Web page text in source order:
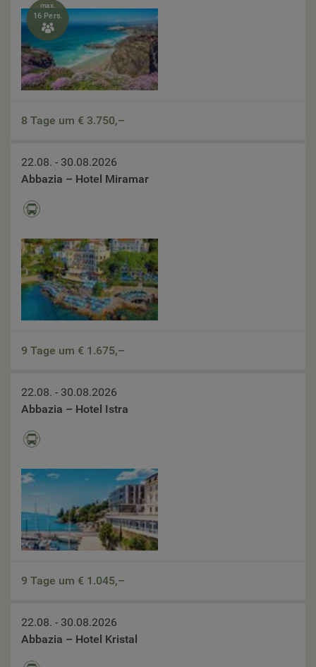
max.
16 Pers.

8 Tage um € 3.750,–
22.08. - 30.08.2026
Abbazia – Hotel Miramar
9 Tage um € 1.675,–
22.08. - 30.08.2026
Abbazia – Hotel Istra
9 Tage um € 1.045,–
22.08. - 30.08.2026
Abbazia – Hotel Kristal